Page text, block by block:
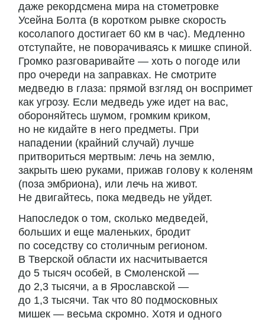
даже рекордсмена мира на стометровке
Усейна Болта (в коротком рывке скорость
косолапого достигает 60 км в час). Медленно
отступайте, не поворачиваясь к мишке спиной.
Громко разговаривайте — хоть о погоде или
про очереди на заправках. Не смотрите
медведю в глаза: прямой взгляд он воспримет
как угрозу. Если медведь уже идет на вас,
обороняйтесь шумом, громким криком,
но не кидайте в него предметы. При
нападении (крайний случай) лучше
притвориться мертвым: лечь на землю,
закрыть шею руками, прижав голову к коленям
(поза эмбриона), или лечь на живот.
Не двигайтесь, пока медведь не уйдет.
Напоследок о том, сколько медведей,
больших и еще маленьких, бродит
по соседству со столичным регионом.
В Тверской области их насчитывается
до 5 тысяч особей, в Смоленской —
до 2,3 тысячи, а в Ярославской —
до 1,3 тысячи. Так что 80 подмосковных
мишек — весьма скромно. Хотя и одного